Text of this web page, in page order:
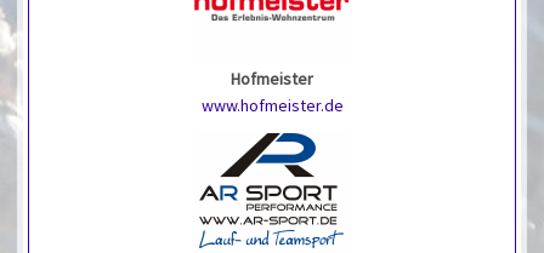
Hofmeister
www.hofmeister.de